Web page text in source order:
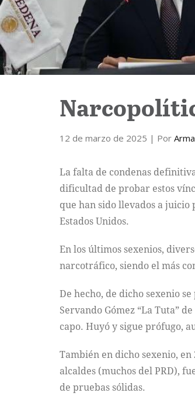
12 de marzo de 2025 | Por
La falta de condenas
dificultad de probar estos
que han sido llevados a
Estados Unidos.
En los últimos sexenios,
narcotráfico, siendo el más
De hecho, de dicho sexenio
Servando Gómez “La Tuta”
capo. Huyó y sigue prófugo,
También en dicho sexenio,
alcaldes (muchos del PRD),
de pruebas sólidas.